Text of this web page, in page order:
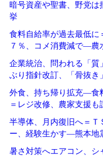
暗号資産や聖書、野党
挙
食料自給率が過去最低に
７％、コメ消費減で―農
企業統治、問われる「質
ぶり指針改訂、「骨抜き
外食、持ち帰り拡充―食
＝レジ改修、農家支援も
半導体、月内復旧へ＝Ｔ
ー、経験生かす―熊本地
暑さ対策へエアコン、シ